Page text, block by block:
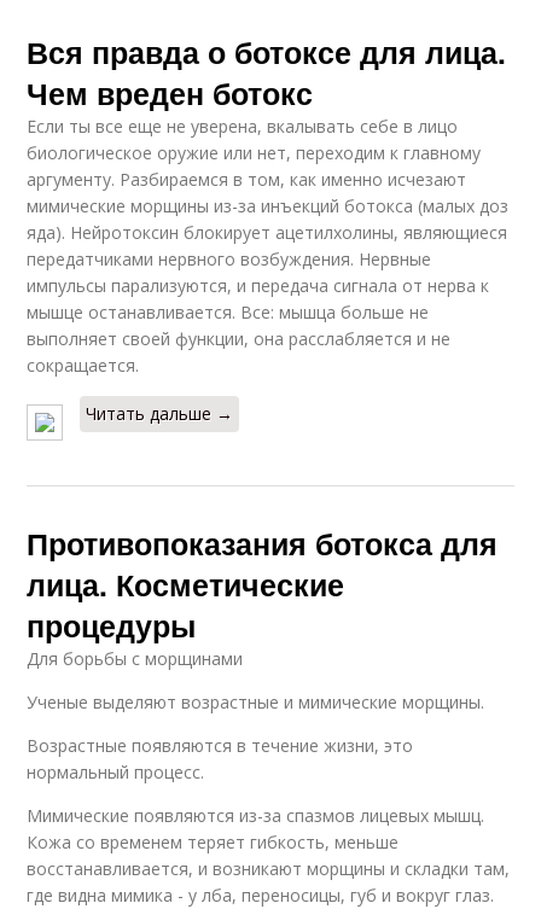
Вся правда о ботоксе для лица.
Чем вреден ботокс
Если ты все еще не уверена, вкалывать себе в лицо
биологическое оружие или нет, переходим к главному
аргументу. Разбираемся в том, как именно исчезают
мимические морщины из-за инъекций ботокса (малых доз
яда). Нейротоксин блокирует ацетилхолины, являющиеся
передатчиками нервного возбуждения. Нервные
импульсы парализуются, и передача сигнала от нерва к
мышце останавливается. Все: мышца больше не
выполняет своей функции, она расслабляется и не
сокращается.
Читать дальше →
Противопоказания ботокса для
лица. Косметические
процедуры
Для борьбы с морщинами
Ученые выделяют возрастные и мимические морщины.
Возрастные появляются в течение жизни, это
нормальный процесс.
Мимические появляются из-за спазмов лицевых мышц.
Кожа со временем теряет гибкость, меньше
восстанавливается, и возникают морщины и складки там,
где видна мимика - у лба, переносицы, губ и вокруг глаз.